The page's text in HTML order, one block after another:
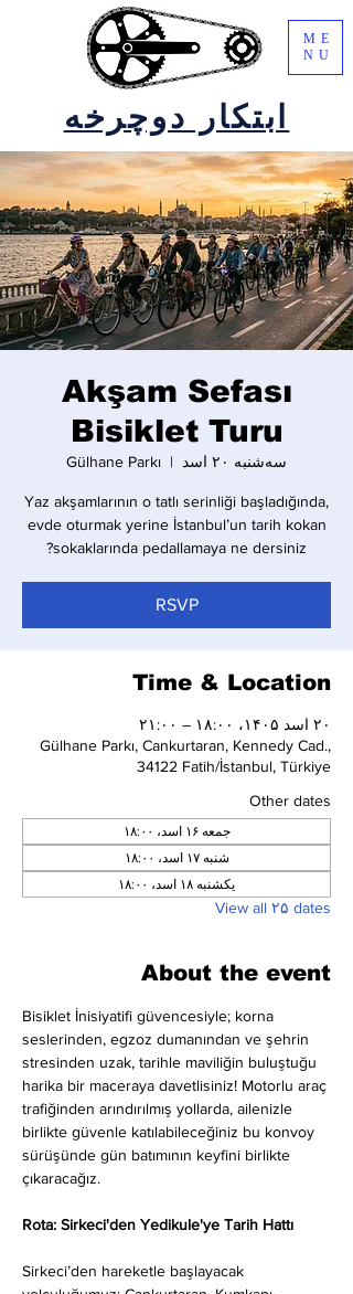
ابتکار دوچرخه
ME
NU
Akşam Sefası
Bisiklet Turu
سه‌شنبه ۲۰ اسد
  |
Gülhane Parkı
Yaz akşamlarının o tatlı serinliği başladığında,
evde oturmak yerine İstanbul’un tarih kokan
sokaklarında pedallamaya ne dersiniz?
RSVP
Time & Location
۲۰ اسد ۱۴۰۵، ۱۸:۰۰ – ۲۱:۰۰
Gülhane Parkı, Cankurtaran, Kennedy Cad.,
34122 Fatih/İstanbul, Türkiye
Other dates
جمعه ۱۶ اسد، ۱۸:۰۰
شنبه ۱۷ اسد، ۱۸:۰۰
یکشنبه ۱۸ اسد، ۱۸:۰۰
View all ۲۵ dates
About the event
Bisiklet İnisiyatifi güvencesiyle; korna
seslerinden, egzoz dumanından ve şehrin
stresinden uzak, tarihle maviliğin buluştuğu
harika bir maceraya davetlisiniz! Motorlu araç
trafiğinden arındırılmış yollarda, ailenizle
birlikte güvenle katılabileceğiniz bu konvoy
sürüşünde gün batımının keyfini birlikte
çıkaracağız.
Rota: Sirkeci'den Yedikule'ye Tarih Hattı
Sirkeci’den hareketle başlayacak